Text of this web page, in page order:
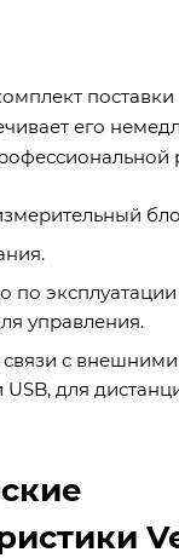
поставки
его
по
управления.
с внешними
для